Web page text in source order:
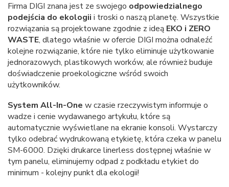
Firma DIGI znana jest ze swojego odpowiedzialnego
podejścia do ekologii i troski o naszą planetę. Wszystkie
rozwiązania są projektowane zgodnie z ideą EKO i ZERO
WASTE, dlatego właśnie w ofercie DIGI można odnaleźć
kolejne rozwiązanie, które nie tylko eliminuje użytkowanie
jednorazowych, plastikowych worków, ale również buduje
doświadczenie proekologiczne wśród swoich
użytkowników.
System All-In-One w czasie rzeczywistym informuje o
wadze i cenie wydawanego artykułu, które są
automatycznie wyświetlane na ekranie konsoli. Wystarczy
tylko odebrać wydrukowaną etykietę, która czeka w panelu
SM-6000. Dzięki drukarce linerless dostępnej właśnie w
tym panelu, eliminujemy odpad z podkładu etykiet do
minimum - kolejny punkt dla ekologii!